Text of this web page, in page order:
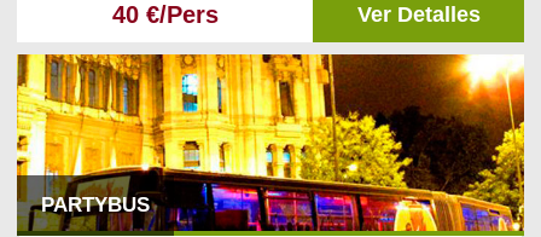
40 €/Pers Ver Detalles
PARTYBUS